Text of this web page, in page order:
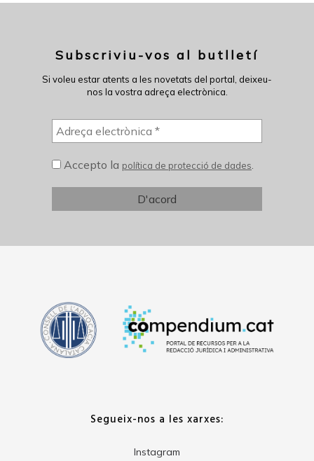
Subscriviu-vos al butlletí
Si voleu estar atents a les novetats del portal, deixeu-
nos la vostra adreça electrònica.
Accepto la política de protecció de dades
Segueix-nos a les xarxes:
Instagram